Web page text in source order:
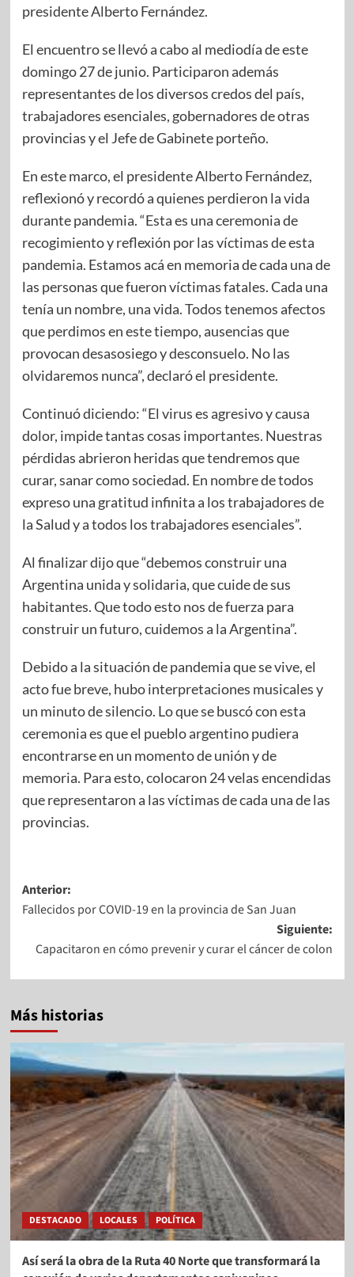
presidente Alberto Fernández.
El encuentro se llevó a cabo al mediodía de este
domingo 27 de junio. Participaron además
representantes de los diversos credos del país,
trabajadores esenciales, gobernadores de otras
provincias y el Jefe de Gabinete porteño.
En este marco, el presidente Alberto Fernández,
reflexionó y recordó a quienes perdieron la vida
durante pandemia. “Esta es una ceremonia de
recogimiento y reflexión por las víctimas de esta
pandemia. Estamos acá en memoria de cada una de
las personas que fueron víctimas fatales. Cada una
tenía un nombre, una vida. Todos tenemos afectos
que perdimos en este tiempo, ausencias que
provocan desasosiego y desconsuelo. No las
olvidaremos nunca”, declaró el presidente.
Continuó diciendo: “El virus es agresivo y causa
dolor, impide tantas cosas importantes. Nuestras
pérdidas abrieron heridas que tendremos que
curar, sanar como sociedad. En nombre de todos
expreso una gratitud infinita a los trabajadores de
la Salud y a todos los trabajadores esenciales”.
Al finalizar dijo que “debemos construir una
Argentina unida y solidaria, que cuide de sus
habitantes. Que todo esto nos de fuerza para
construir un futuro, cuidemos a la Argentina”.
Debido a la situación de pandemia que se vive, el
acto fue breve, hubo interpretaciones musicales y
un minuto de silencio. Lo que se buscó con esta
ceremonia es que el pueblo argentino pudiera
encontrarse en un momento de unión y de
memoria. Para esto, colocaron 24 velas encendidas
que representaron a las víctimas de cada una de las
provincias.
Anterior:
Fallecidos por COVID-19 en la provincia de San Juan
Siguiente:
Capacitaron en cómo prevenir y curar el cáncer de colon
Más historias
DESTACADO LOCALES POLÍTICA
Así será la obra de la Ruta 40 Norte que transformará la